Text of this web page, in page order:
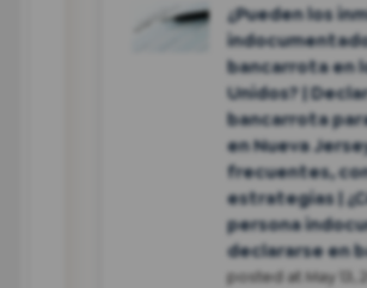
¿Pueden los
bancarrota en
Unidos? |
bancarrota
en Nueva
frecuentes,
estrategias |
persona
declararse en
posted atMay 13,